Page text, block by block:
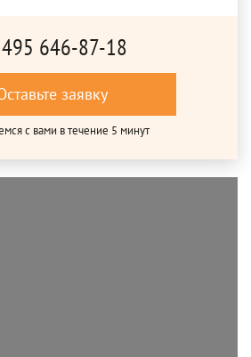
646-87-18
заявку
с вами в течение 5 минут